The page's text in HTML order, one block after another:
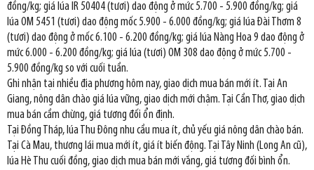
đồng/kg; giá lúa IR 50404 (tươi) dao động ở mức 5.700 - 5.900 đồng/kg; giá
lúa OM 5451 (tươi) dao động mốc 5.900 - 6.000 đồng/kg; giá lúa Đài Thơm 8
(tươi) dao động ở mốc 6.100 - 6.200 đồng/kg; giá lúa Nàng Hoa 9 dao động ở
mức 6.000 - 6.200 đồng/kg; giá lúa (tươi) OM 308 dao động ở mức 5.700 -
5.900 đồng/kg so với cuối tuần.
Ghi nhận tại nhiều địa phương hôm nay, giao dịch mua bán mới ít. Tại An
Giang, nông dân chào giá lúa vững, giao dịch mới chậm. Tại Cần Thơ, giao dịch
mua bán cầm chừng, giá tương đối ổn định.
Tại Đồng Tháp, lúa Thu Đông nhu cầu mua ít, chủ yếu giá nông dân chào bán.
Tại Cà Mau, thương lái mua mới ít, giá ít biến động. Tại Tây Ninh (Long An cũ),
lúa Hè Thu cuối đồng, giao dịch mua bán mới vắng, giá tương đối bình ổn.